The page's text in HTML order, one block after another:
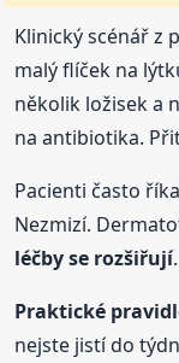
Klinický scénář z
malý flíček na
několik ložisek a
na antibiotika.
Pacienti často
Nezmizí.
léčby se rozšiřují.
Praktické
nejste jistí do